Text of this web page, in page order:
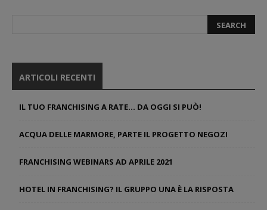
ARTICOLI RECENTI
IL TUO FRANCHISING A RATE… DA OGGI SI PUÒ!
ACQUA DELLE MARMORE, PARTE IL PROGETTO NEGOZI
FRANCHISING WEBINARS AD APRILE 2021
HOTEL IN FRANCHISING? IL GRUPPO UNA È LA RISPOSTA